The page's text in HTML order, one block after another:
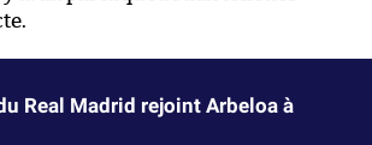
Real Madrid rejoint Arbeloa à